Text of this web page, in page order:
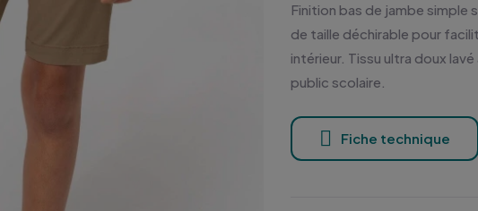
Finition bas de jambe simple
de taille déchirable pour
intérieur. Tissu ultra doux
public scolaire.
Fiche technique